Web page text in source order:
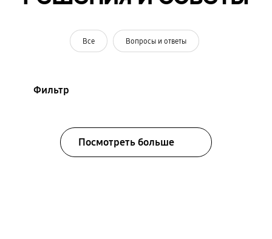
Все Вопросы и ответы
Фильтр
Посмотреть больше